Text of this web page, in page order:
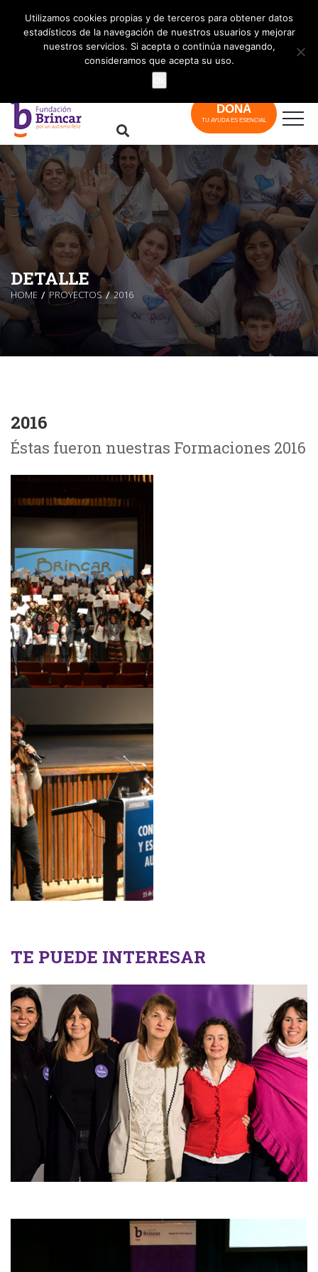
DONÁ
TU AYUDA ES ESENCIAL
DETALLE
HOME PROYECTOS 2016
2016
Éstas fueron nuestras Formaciones 2016
TE PUEDE INTERESAR
Utilizamos cookies propias y de terceros para obtener datos
estadísticos de la navegación de nuestros usuarios y mejorar
nuestros servicios. Si acepta o continúa navegando,
consideramos que acepta su uso.